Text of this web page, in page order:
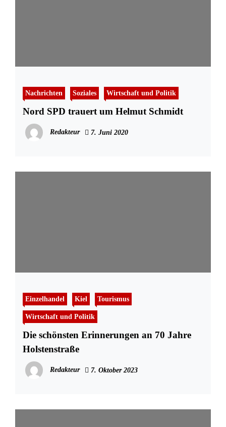
Nachrichten Soziales Wirtschaft und Politik
Nord SPD trauert um Helmut Schmidt
Redakteur 7. Juni 2020
Einzelhandel Kiel Tourismus
Wirtschaft und Politik
Die schönsten Erinnerungen an 70 Jahre
Holstenstraße
Redakteur 7. Oktober 2023